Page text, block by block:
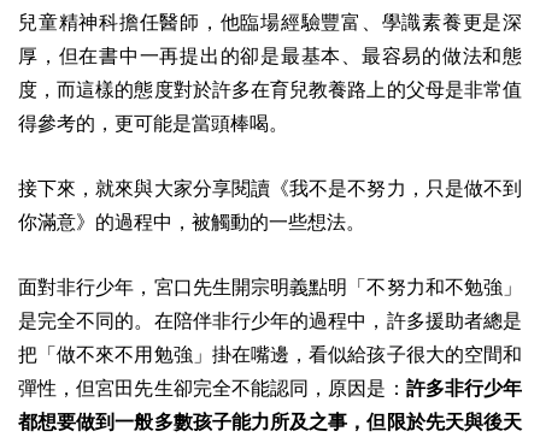
兒童精神科擔任醫師，他臨場經驗豐富、學識素養更是深
厚，但在書中一再提出的卻是最基本、最容易的做法和態
度，而這樣的態度對於許多在育兒教養路上的父母是非常值
得參考的，更可能是當頭棒喝。
接下來，就來與大家分享閱讀《我不是不努力，只是做不到
你滿意》的過程中，被觸動的一些想法。
面對非行少年，宮口先生開宗明義點明「不努力和不勉強」
是完全不同的。在陪伴非行少年的過程中，許多援助者總是
把「做不來不用勉強」掛在嘴邊，看似給孩子很大的空間和
彈性，但宮田先生卻完全不能認同，原因是： 許多非行少年
都想要做到一般多數孩子能力所及之事，但限於先天與後天